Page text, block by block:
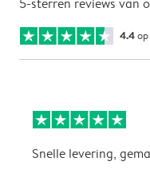
5-sterren reviews van
4.4op
Snelle levering,